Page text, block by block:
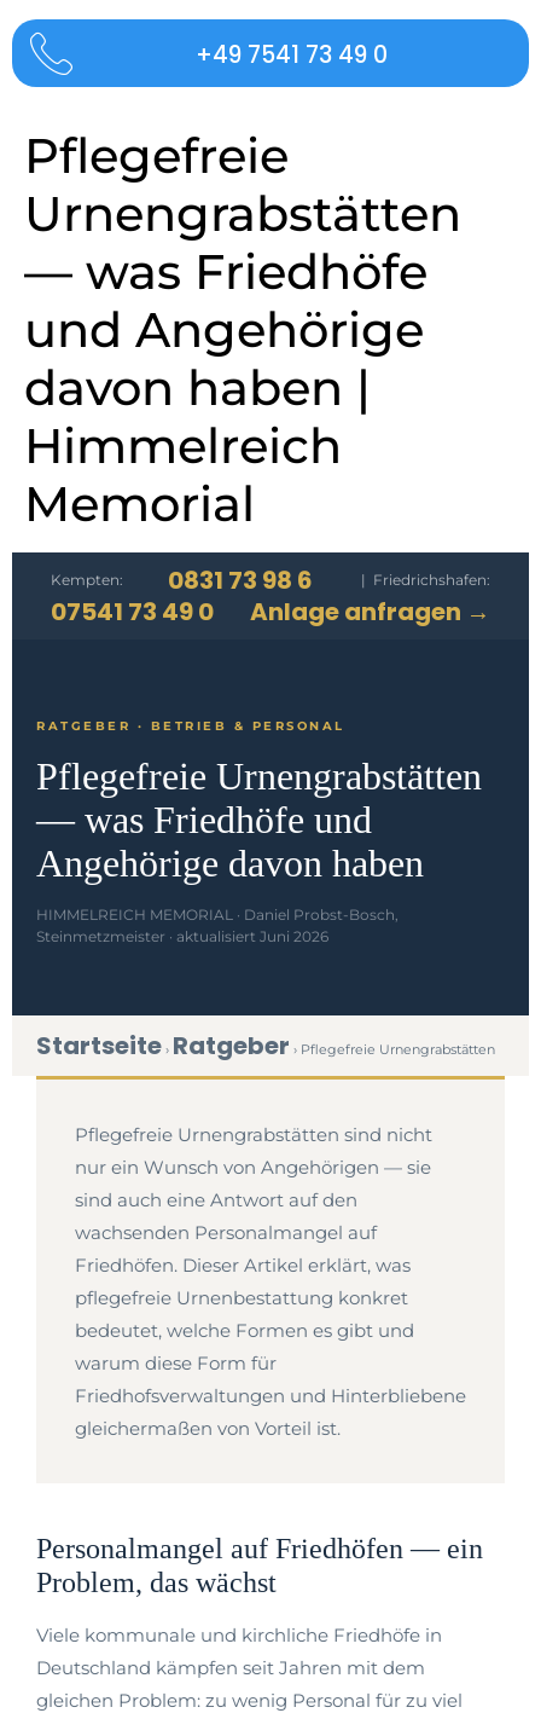
+49 7541 73 49 0
Pflegefreie
Urnengrabstätten
— was Friedhöfe
und Angehörige
davon haben |
Himmelreich
Memorial
Kempten: 0831 73 98 6 | Friedrichshafen:
07541 73 49 0 Anlage anfragen →
RATGEBER · BETRIEB & PERSONAL
Pflegefreie Urnengrabstätten
— was Friedhöfe und
Angehörige davon haben
HIMMELREICH MEMORIAL · Daniel Probst-Bosch,
Steinmetzmeister · aktualisiert Juni 2026
Startseite › Ratgeber › Pflegefreie Urnengrabstätten
Pflegefreie Urnengrabstätten sind nicht
nur ein Wunsch von Angehörigen — sie
sind auch eine Antwort auf den
wachsenden Personalmangel auf
Friedhöfen. Dieser Artikel erklärt, was
pflegefreie Urnenbestattung konkret
bedeutet, welche Formen es gibt und
warum diese Form für
Friedhofsverwaltungen und Hinterbliebene
gleichermaßen von Vorteil ist.
Personalmangel auf Friedhöfen — ein
Problem, das wächst
Viele kommunale und kirchliche Friedhöfe in
Deutschland kämpfen seit Jahren mit dem
gleichen Problem: zu wenig Personal für zu viel